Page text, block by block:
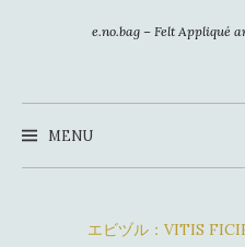
ッ
プ
e.no.bag – Felt Appliqué
MENU
エビヅル：VITIS